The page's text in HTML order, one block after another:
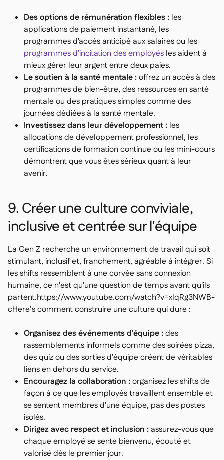
Des options de rémunération flexibles : les
applications de paiement instantané, les
programmes d'accès anticipé aux salaires ou les
programmes d'incitation des employés les aident à
mieux gérer leur argent entre deux paies.
Le soutien à la santé mentale :offrez un accès à des
programmes de bien-être, des ressources en santé
mentale ou des pratiques simples comme des
journées dédiées à la santé mentale.
Investissez dans leur développement : les
allocations de développement professionnel, les
certifications de formation continue ou les mini-cours
démontrent que vous êtes sérieux quant à leur
avenir.
9. Créer une culture conviviale,
inclusive et centrée sur l'équipe
La Gen Z recherche un environnement de travail qui soit
stimulant, inclusif et, franchement, agréable à intégrer. Si
les shifts ressemblent à une corvée sans connexion
humaine, ce n'est qu'une question de temps avant qu'ils
partent.https://www.youtube.com/watch?v=xIqRg3NWB-
cHere’s comment construire une culture qui dure :
Organisez des événements d'équipe :des
rassemblements informels comme des soirées pizza,
des quiz ou des sorties d'équipe créent de véritables
liens en dehors du service.
Encouragez la collaboration :organisez les shifts de
façon à ce que les employés travaillent ensemble et
se sentent membres d'une équipe, pas des postes
isolés.
Dirigez avec respect et inclusion :assurez-vous que
chaque employé se sente bienvenu, écouté et
valorisé dès le premier jour.